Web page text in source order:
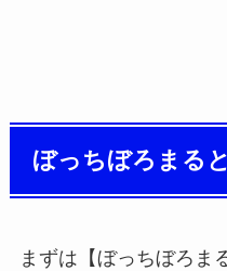
ぼっちぼろまる
まずは【ぼっちぼろま